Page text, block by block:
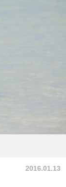
2016.01.13